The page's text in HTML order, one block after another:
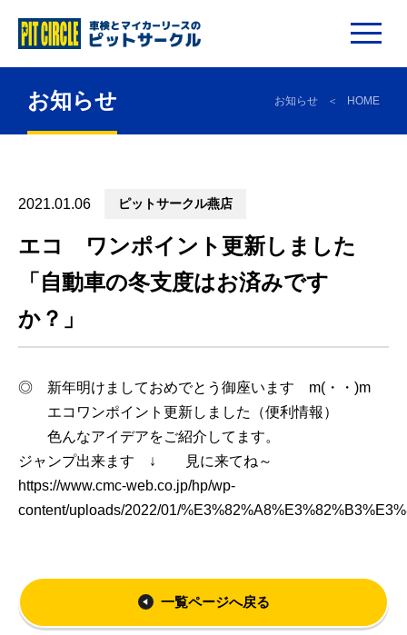
お知らせ お知らせ HOME
2021.01.06 ピットサークル燕店
エコ ワンポイント更新しました
「自動車の冬支度はお済みです
か？」
◎ 新年明けましておめでとう御座います m(・・)m
エコワンポイント更新しました（便利情報）
色んなアイデアをご紹介してます。
ジャンプ出来ます ↓ 見に来てね～
https://www.cmc-web.co.jp/hp/wp-
content/uploads/2022/01/
一覧ページへ戻る